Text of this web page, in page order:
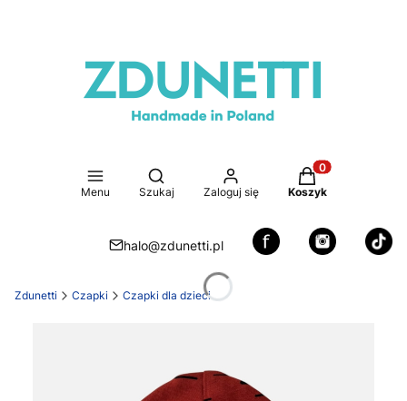
Menu
Otwórz wyszukiwarkę
Szukaj Zaloguj się
Produkty w
Koszyk
halo@zdunetti.pl
Zdunetti Czapki Czapki dla dzieci